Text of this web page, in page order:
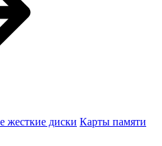
жесткие диски Карты памяти